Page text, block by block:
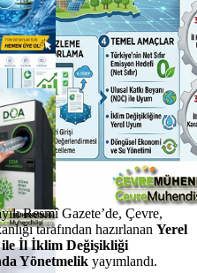
Resmî Gazete’de, Çevre,
tarafından hazırlanan Yerel
İl İklim Değişikliği
Yönetmelik yayımlandı.